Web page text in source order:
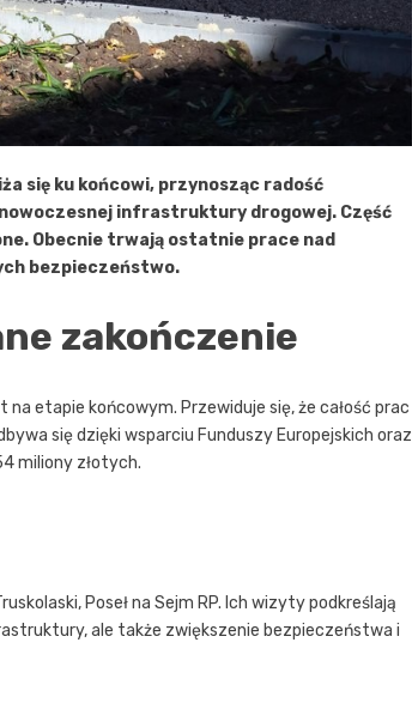
się ku końcowi, przynosząc radość
infrastruktury drogowej. Część
Obecnie trwają ostatnie prace nad
bezpieczeństwo.
zakończenie
etapie końcowym. Przewiduje się, że całość prac
się dzięki wsparciu Funduszy Europejskich oraz
miliony złotych.
Poseł na Sejm RP. Ich wizyty podkreślają
ale także zwiększenie bezpieczeństwa i